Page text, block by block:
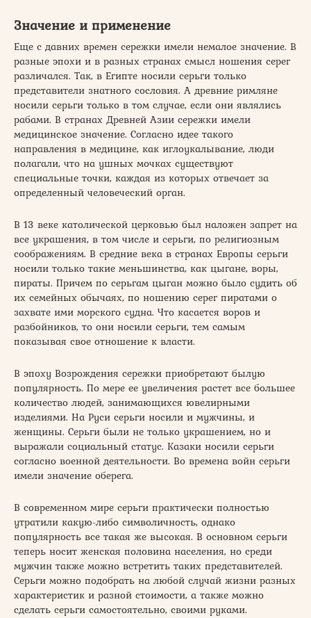
Значение и применение
Еще с давних времен сережки имели немалое значение. В
разные эпохи и в разных странах смысл ношения серег
различался. Так, в Египте носили серьги только
представители знатного сословия. А древние римляне
носили серьги только в том случае, если они являлись
рабами. В странах Древней Азии сережки имели
медицинское значение. Согласно идее такого
направления в медицине, как иглоукалывание, люди
полагали, что на ушных мочках существуют
специальные точки, каждая из которых отвечает за
определенный человеческий орган.
В 13 веке католической церковью был наложен запрет на
все украшения, в том числе и серьги, по религиозным
соображениям. В средние века в странах Европы серьги
носили только такие меньшинства, как цыгане, воры,
пираты. Причем по серьгам цыган можно было судить об
их семейных обычаях, по ношению серег пиратами о
захвате ими морского судна. Что касается воров и
разбойников, то они носили серьги, тем самым
показывая свое отношение к власти.
В эпоху Возрождения сережки приобретают былую
популярность. По мере ее увеличения растет все большее
количество людей, занимающихся ювелирными
изделиями. На Руси серьги носили и мужчины, и
женщины. Серьги были не только украшением, но и
выражали социальный статус. Казаки носили серьги
согласно военной деятельности. Во времена войн серьги
имели значение оберега.
В современном мире серьги практически полностью
утратили какую-либо символичность, однако
популярность все такая же высокая. В основном серьги
теперь носит женская половина населения, но среди
мужчин также можно встретить таких представителей.
Серьги можно подобрать на любой случай жизни разных
характеристик и разной стоимости, а также можно
сделать серьги самостоятельно, своими руками.